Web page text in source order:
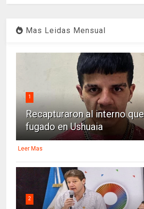
Mas Leidas Mensual
1
Recapturaron al interno
fugado en Ushuaia
Leer Mas
2